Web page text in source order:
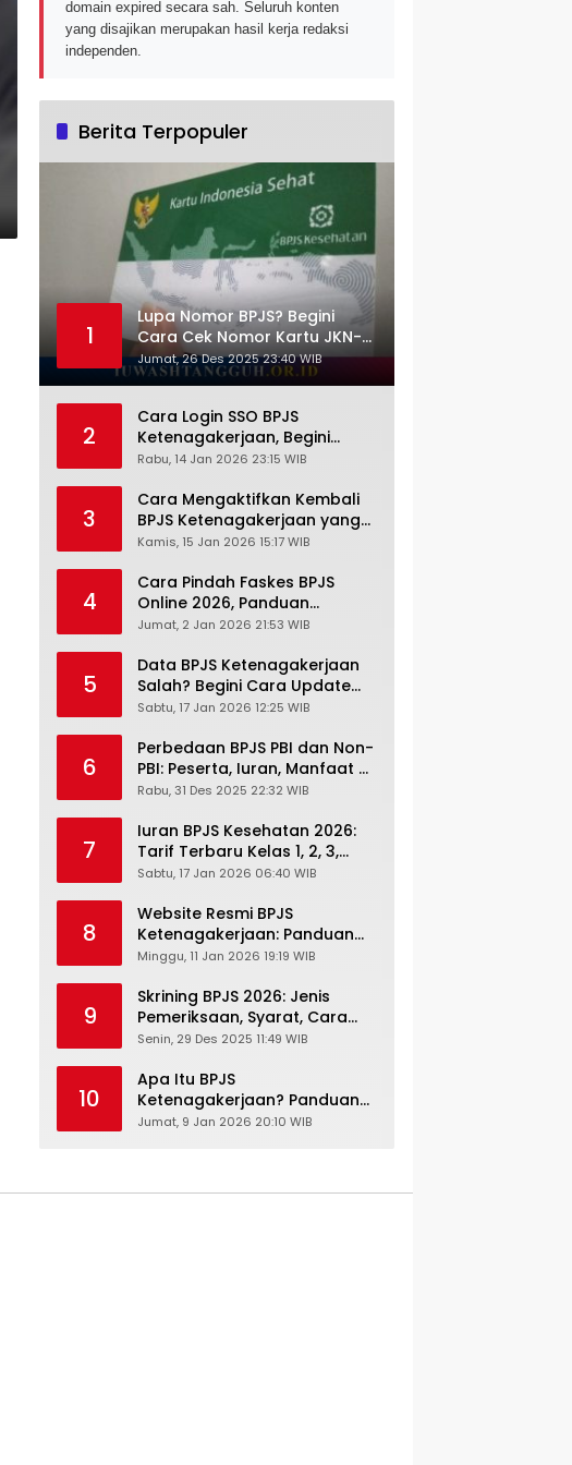
domain expired secara sah. Seluruh konten
yang disajikan merupakan hasil kerja redaksi
independen.
Berita Terpopuler
1
Lupa Nomor BPJS? Begini
Cara Cek Nomor Kartu JKN-
KIS dengan NIK KTP
Jumat, 26 Des 2025 23:40 WIB
2
Cara Login SSO BPJS
Ketenagakerjaan, Begini
Tutorial Lengkap dan
Rabu, 14 Jan 2026 23:15 WIB
3
Cara Mengaktifkan Kembali
BPJS Ketenagakerjaan yang
Nonaktif, Begini Panduan
Kamis, 15 Jan 2026 15:17 WIB
4
Cara Pindah Faskes BPJS
Online 2026, Panduan
Lengkap via Mobile JKN,
Cabang
Jumat, 2 Jan 2026 21:53 WIB
5
Data BPJS Ketenagakerjaan
Salah? Begini Cara Update
Rekening, Alamat, HP di JMO
Sabtu, 17 Jan 2026 12:25 WIB
6
Perbedaan BPJS PBI dan Non-
PBI: Peserta, Iuran, Manfaat &
Masa Berlaku Terbaru 2026
Rabu, 31 Des 2025 22:32 WIB
7
Iuran BPJS Kesehatan 2026:
Tarif Terbaru Kelas 1, 2, 3,
Cara Bayar, Denda &
JKN-KIS
Sabtu, 17 Jan 2026 06:40 WIB
8
Website Resmi BPJS
Ketenagakerjaan: Panduan
Lengkap Akses dan Fitur
Minggu, 11 Jan 2026 19:19 WIB
9
Skrining BPJS 2026: Jenis
Pemeriksaan, Syarat, Cara
Daftar & Cek Riwayat
Senin, 29 Des 2025 11:49 WIB
10
Apa Itu BPJS
Ketenagakerjaan? Panduan
Lengkap untuk Pekerja dan
Jumat, 9 Jan 2026 20:10 WIB